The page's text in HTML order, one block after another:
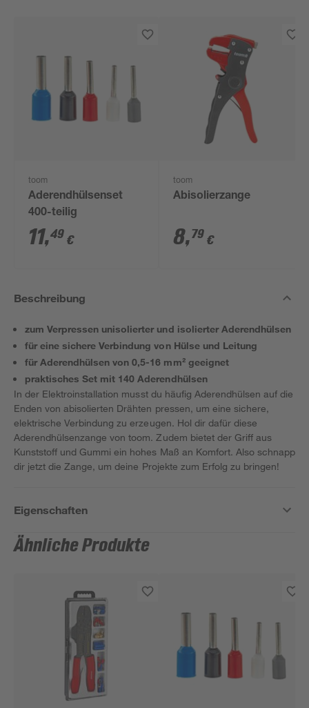
toom
Aderendhülsenset
400-teilig
11,49 €
toom
Abisolierzange
8,79 €
Beschreibung
zum Verpressen unisolierter und isolierter Aderendhülsen
für eine sichere Verbindung von Hülse und Leitung
für Aderendhülsen von 0,5-16 mm² geeignet
praktisches Set mit 140 Aderendhülsen
In der Elektroinstallation musst du häufig Aderendhülsen auf die
Enden von abisolierten Drähten pressen, um eine sichere,
elektrische Verbindung zu erzeugen. Hol dir dafür diese
Aderendhülsenzange von toom. Zudem bietet der Griff aus
Kunststoff und Gummi ein hohes Maß an Komfort. Also schnapp
dir jetzt die Zange, um deine Projekte zum Erfolg zu bringen!
Eigenschaften
Ähnliche Produkte